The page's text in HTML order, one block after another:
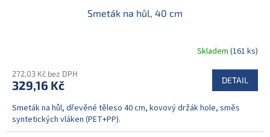
Smeták na hůl, 40 cm
Skladem (161 ks)
272,03 Kč bez DPH
329,16 Kč DETAIL
Smeták na hůl, dřevěné těleso 40 cm, kovový držák hole, směs
syntetických vláken (PET+PP).